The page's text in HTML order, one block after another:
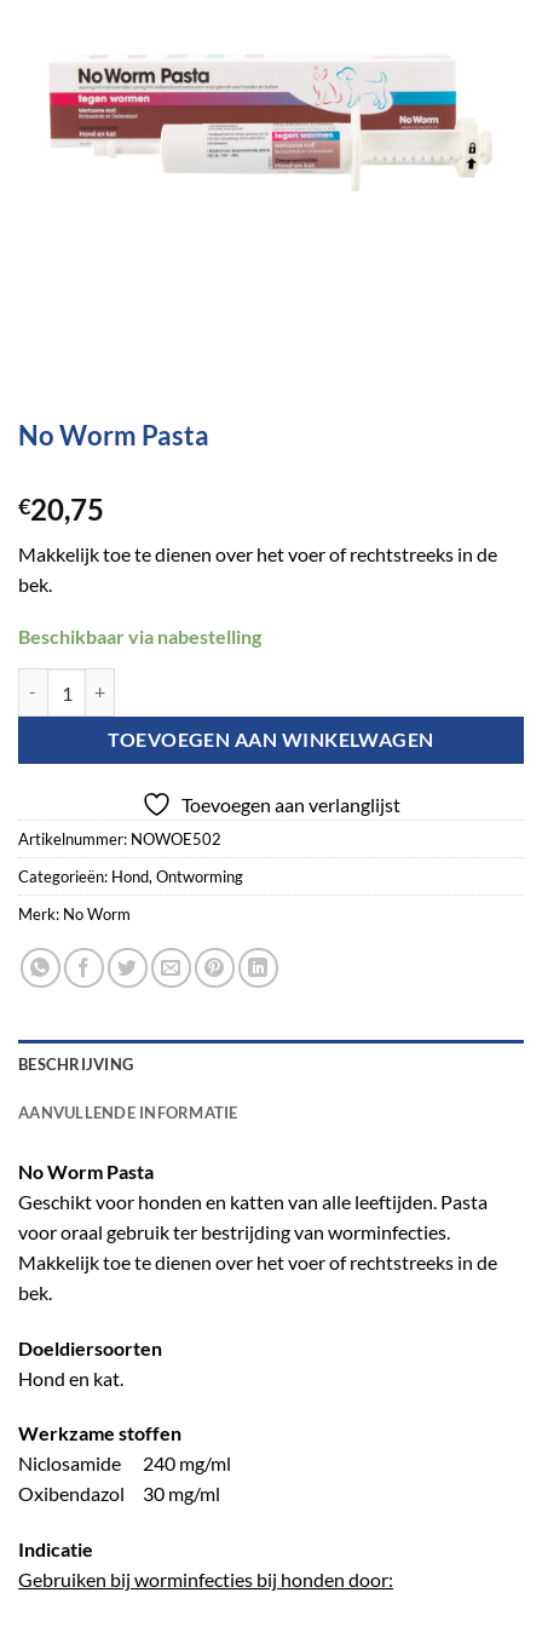
No Worm Pasta
€20,75
Makkelijk toe te dienen over het voer of rechtstreeks in de
bek.
Beschikbaar via nabestelling
TOEVOEGEN AAN WINKELWAGEN
Toevoegen aan verlanglijst
Artikelnummer: NOWOE502
Categorieën: Hond, Ontworming
Merk: No Worm
BESCHRIJVING
AANVULLENDE INFORMATIE
No Worm Pasta
Geschikt voor honden en katten van alle leeftijden. Pasta
voor oraal gebruik ter bestrijding van worminfecties.
Makkelijk toe te dienen over het voer of rechtstreeks in de
bek.
Doeldiersoorten
Hond en kat.
Werkzame stoffen
Niclosamide 240 mg/ml
Oxibendazol 30 mg/ml
Indicatie
Gebruiken bij worminfecties bij honden door: